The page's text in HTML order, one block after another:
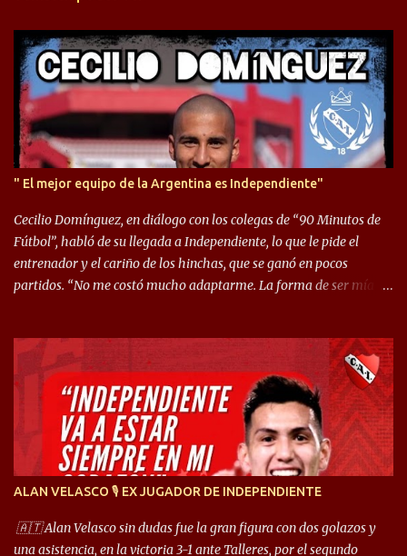
s
" El mejor equipo de la Argentina es Independiente"
Cecilio Domínguez, en diálogo con los colegas de “90 Minutos de
Fútbol”, habló de su llegada a Independiente, lo que le pide el
entrenador y el cariño de los hinchas, que se ganó en pocos
partidos. “No me costó mucho adaptarme. La forma de ser mía
llegué a un Independiente que juega muy dinámico y me gusta
mucho. Me favorece por la forma de jugar mía y eso también
ayudó a que me adapte”. “Me siento mejor por izquierda, pero me
gusta mucho jugar de 9, y juego sin problemas por derecha
también. Jugar de 9 y de extremo por izquierda es diferente. A mi
me gusta jugar por fuera, porque tengo mas posibilidades de
encarar, de enganchar. Pero yo soy un hombre que pica mucho y
arco y tengo más posibilidades”. Sobre lo que le pide el DT,
comentó: “Cuando juego de 9, obviamente me pide presionar, y
ALAN VELASCO 🎙 EX JUGADOR DE INDEPENDIENTE
🇦🇹 Alan Velasco sin dudas fue la gran figura con dos golazos y
una asistencia, en la victoria 3-1 ante Talleres, por el segundo